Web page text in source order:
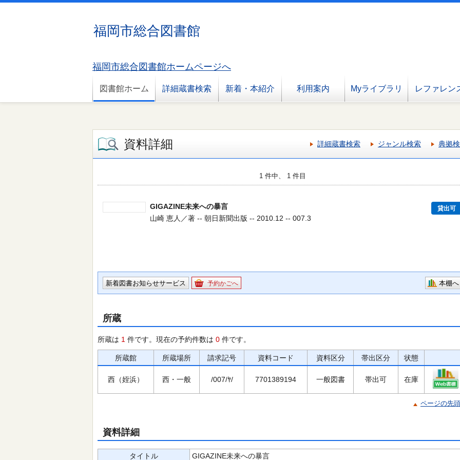
福岡市総合図書館
福岡市総合図書館ホームページへ
図書館ホーム 詳細蔵書検索 新着・本紹介 利用案内 Myライブラリ レファレン
資料詳細 詳細蔵書検索 ジャンル検索 典拠
1 件中、 1 件目
GIGAZINE未来への暴言 貸出可
山崎 恵人／著 -- 朝日新聞出版 -- 2010.12 -- 007.3
新着図書お知らせサービス 予約かごへ 本棚へ
所蔵
所蔵は 1 件です。現在の予約件数は 0 件です。
所蔵館 所蔵場所 請求記号 資料コード 資料区分 帯出区分 状態
西（姪浜） 西・一般 /007/ﾔ/ 7701389194 一般図書 帯出可 在庫
ページの先
資料詳細
タイトル GIGAZINE未来への暴言